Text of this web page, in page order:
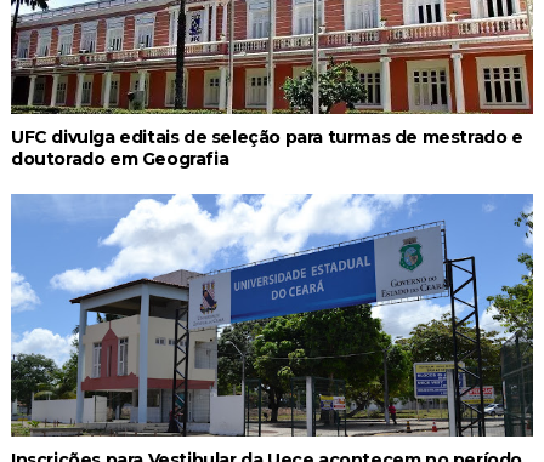
UFC divulga editais de seleção para turmas de mestrado e
doutorado em Geografia